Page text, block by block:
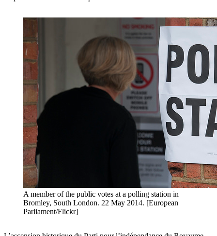
A member of the public votes at a polling station in
Bromley, South London. 22 May 2014. [European
Parliament/Flickr]